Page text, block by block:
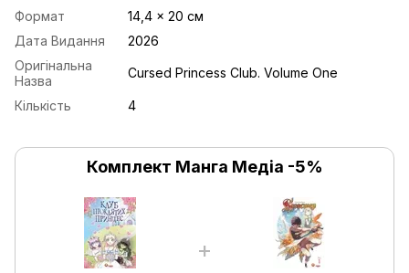
Формат
14,4 x 20 cм
Дата Видання
2026
Оригінальна
Назва
Cursed Princess Club. Volume One
Кількість 4
Комплект Манга Медіа -5%